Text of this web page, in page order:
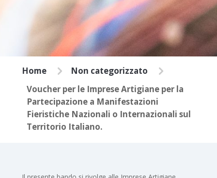
Home 5 Non categorizzato 5
Voucher per le Imprese Artigiane per la
Partecipazione a Manifestazioni
Fieristiche Nazionali o Internazionali sul
Territorio Italiano.